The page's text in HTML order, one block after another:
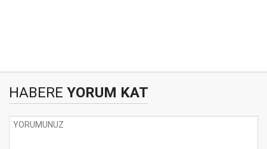
HABERE YORUM KAT